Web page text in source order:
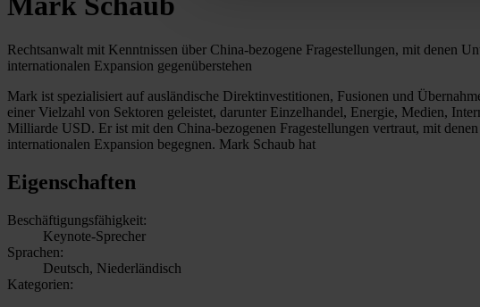
Rechtsanwalt mit Kenntnissen über China-bezogene Fragestellungen, mit denen
internationalen Expansion gegenüberstehen
Mark ist spezialisiert auf ausländische Direktinvestitionen, Fusionen und
einer Vielzahl von Sektoren geleistet, darunter Einzelhandel, Energie, Medien,
Milliarde USD. Er ist mit den China-bezogenen Fragestellungen vertraut, mit
internationalen Expansion begegnen. Mark Schaub hat
Eigenschaften
Beschäftigungsfähigkeit:
Keynote-Sprecher
Sprachen:
Deutsch, Niederländisch
Kategorien: